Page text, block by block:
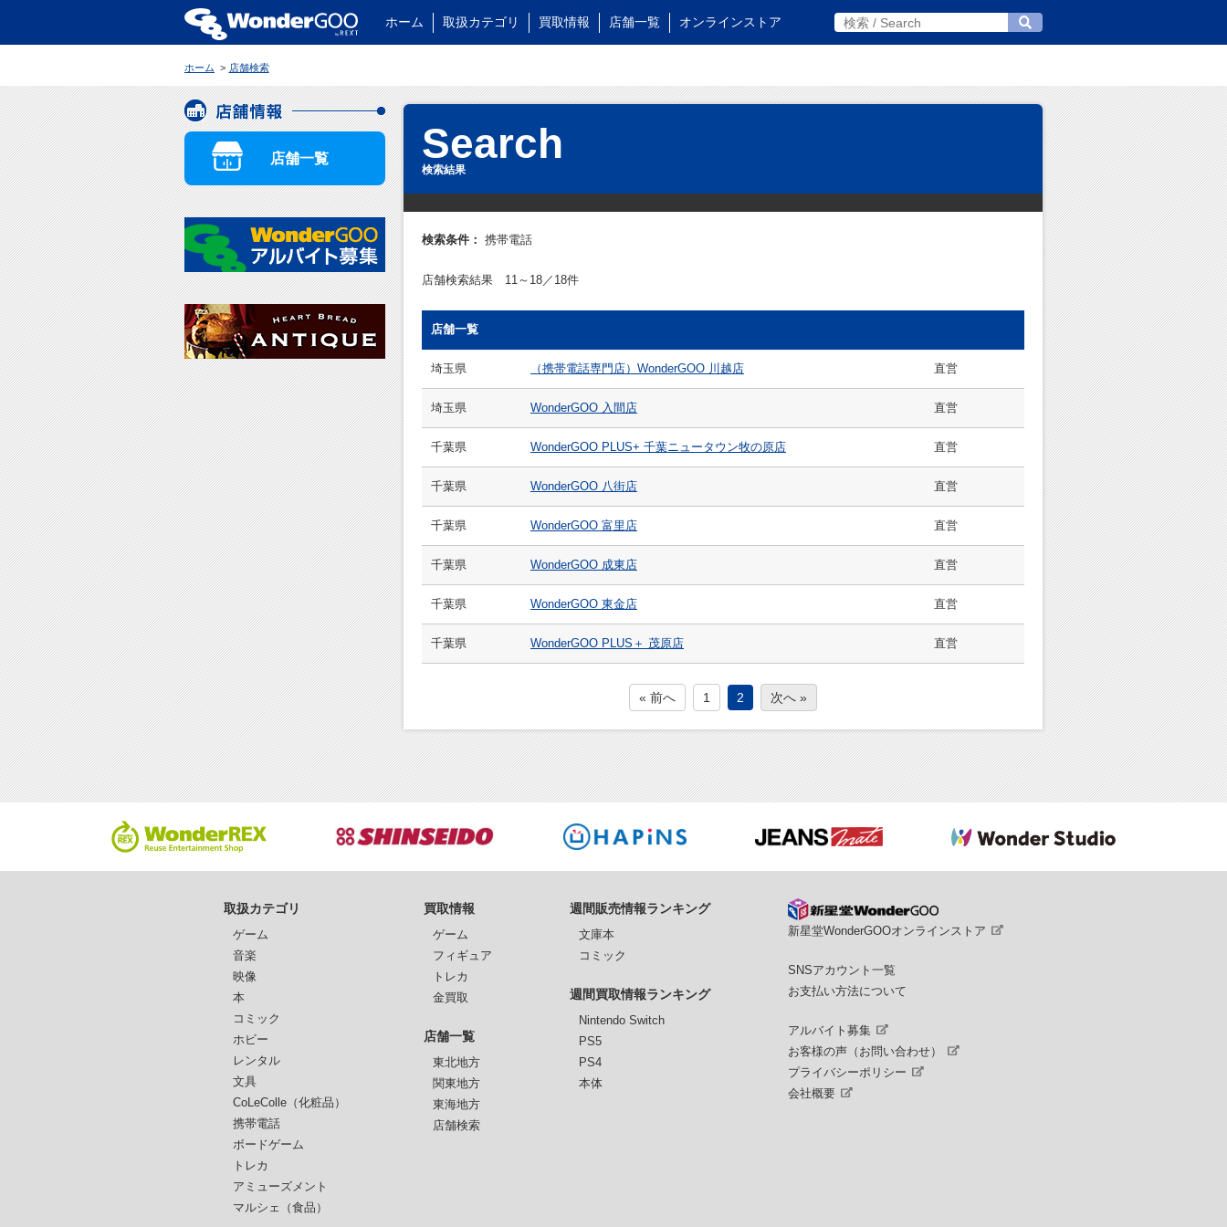
ホーム 取扱カテゴリ 買取情報 店舗一覧 オンラインストア
ホーム 店舗検索
Search
検索結果
検索条件： 携帯電話
店舗検索結果 11～18／18件
店舗一覧
埼玉県 （携帯電話専門店）WonderGOO 川越店 直営
埼玉県 WonderGOO 入間店 直営
千葉県 WonderGOO PLUS+ 千葉ニュータウン牧の原店 直営
千葉県 WonderGOO 八街店 直営
千葉県 WonderGOO 富里店 直営
千葉県 WonderGOO 成東店 直営
千葉県 WonderGOO 東金店 直営
千葉県 WonderGOO PLUS＋ 茂原店 直営
« 前へ 1 2 次へ »
店舗情報
店舗一覧
取扱カテゴリ
ゲーム
音楽
映像
本
コミック
ホビー
レンタル
文具
CoLeColle（化粧品）
携帯電話
ボードゲーム
トレカ
アミューズメント
マルシェ（食品）
買取情報
ゲーム
フィギュア
トレカ
金買取
店舗一覧
東北地方
関東地方
東海地方
店舗検索
週間販売情報ランキング
文庫本
コミック
週間買取情報ランキング
Nintendo Switch
PS5
PS4
本体
新星堂WonderGOOオンラインストア
SNSアカウント一覧
お支払い方法について
アルバイト募集
お客様の声（お問い合わせ）
プライバシーポリシー
会社概要